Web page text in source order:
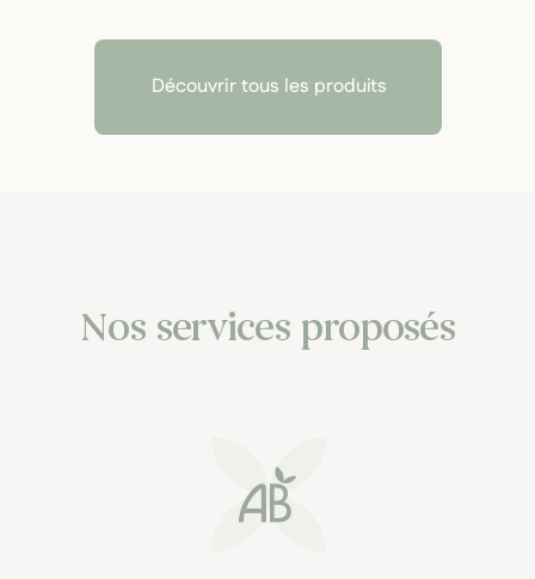
Découvrir tous les produits
Nos services proposés